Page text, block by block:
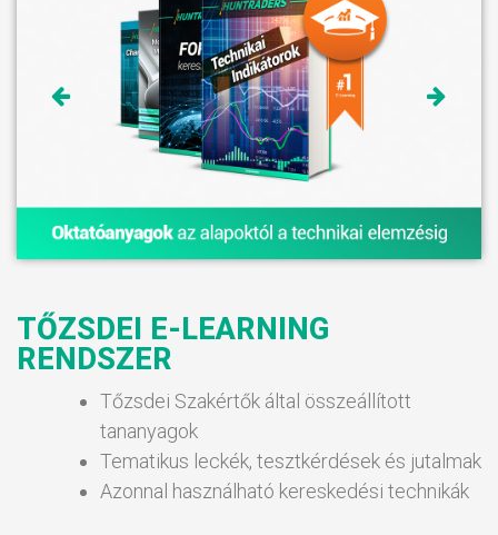
TŐZSDEI E-LEARNING
RENDSZER
Tőzsdei Szakértők által összeállított
tananyagok
Tematikus leckék, tesztkérdések és jutalmak
Azonnal használható kereskedési technikák